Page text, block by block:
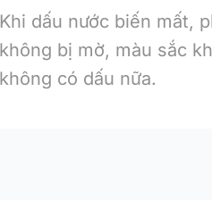
Khi dấu nước biến mất,
không bị mờ, màu sắc
không có dấu nữa.